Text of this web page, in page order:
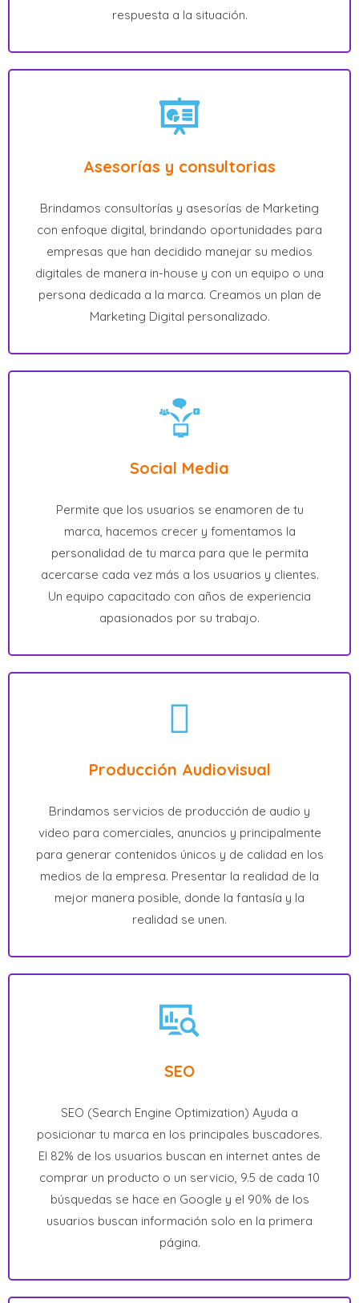
respuesta a la situación.
Asesorías y consultorias
Brindamos consultorías y asesorías de Marketing
con enfoque digital, brindando oportunidades para
empresas que han decidido manejar su medios
digitales de manera in-house y con un equipo o una
persona dedicada a la marca. Creamos un plan de
Marketing Digital personalizado.
Social Media
Permite que los usuarios se enamoren de tu
marca, hacemos crecer y fomentamos la
personalidad de tu marca para que le permita
acercarse cada vez más a los usuarios y clientes.
Un equipo capacitado con años de experiencia
apasionados por su trabajo.
Producción Audiovisual
Brindamos servicios de producción de audio y
video para comerciales, anuncios y principalmente
para generar contenidos únicos y de calidad en los
medios de la empresa. Presentar la realidad de la
mejor manera posible, donde la fantasía y la
realidad se unen.
SEO
SEO (Search Engine Optimization) Ayuda a
posicionar tu marca en los principales buscadores.
El 82% de los usuarios buscan en internet antes de
comprar un producto o un servicio, 9.5 de cada 10
búsquedas se hace en Google y el 90% de los
usuarios buscan información solo en la primera
página.